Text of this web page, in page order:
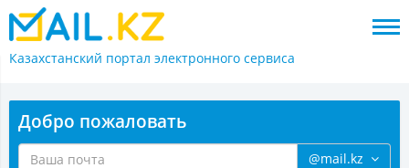
Казахстанский портал электронного сервиса
Добро пожаловать
@mail.kz